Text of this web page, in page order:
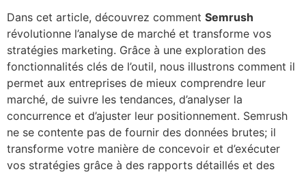
Dans cet article, découvrez comment Semrush
révolutionne l’analyse de marché et transforme vos
stratégies marketing. Grâce à une exploration des
fonctionnalités clés de l’outil, nous illustrons comment il
permet aux entreprises de mieux comprendre leur
marché, de suivre les tendances, d’analyser la
concurrence et d’ajuster leur positionnement. Semrush
ne se contente pas de fournir des données brutes; il
transforme votre manière de concevoir et d’exécuter
vos stratégies grâce à des rapports détaillés et des